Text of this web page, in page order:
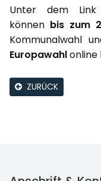
Unter dem Link
können bis zum
Kommunalwahl
Europawahl
ZURÜCK